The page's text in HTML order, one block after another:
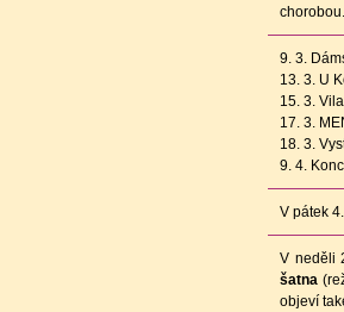
chorobou.
9. 3.
13. 3. U
15. 3.
17. 3.
18. 3.
9. 4.
V pátek
V neděli
šatna
objeví